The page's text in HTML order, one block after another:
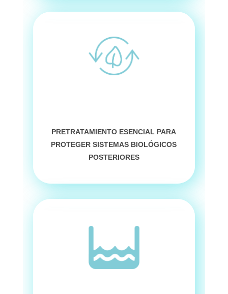
PRETRATAMIENTO ESENCIAL PARA
PROTEGER SISTEMAS BIOLÓGICOS
POSTERIORES